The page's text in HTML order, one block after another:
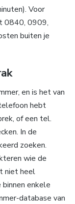
Voor
0840, 0909,
buiten je
en is het van
hebt
of een tel.
In de
zoeken.
wie de
niet heel
enkele
database van